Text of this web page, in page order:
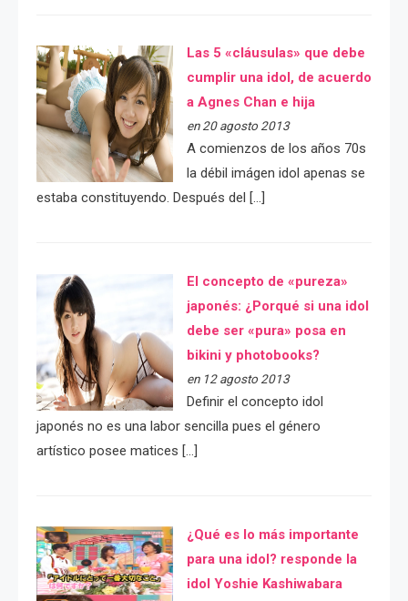
Las 5 «cláusulas» que debe
cumplir una idol, de acuerdo
a Agnes Chan e hija
en 20 agosto 2013
A comienzos de los años 70s
la débil imágen idol apenas se
estaba constituyendo. Después del […]
El concepto de «pureza»
japonés: ¿Porqué si una idol
debe ser «pura» posa en
bikini y photobooks?
en 12 agosto 2013
Definir el concepto idol
japonés no es una labor sencilla pues el género
artístico posee matices […]
¿Qué es lo más importante
para una idol? responde la
idol Yoshie Kashiwabara